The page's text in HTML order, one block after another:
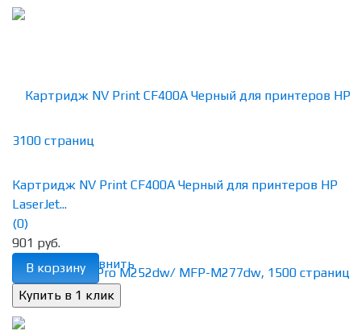
избранное сравнить
Картридж NV Print CF400A Черный для принтеров HP
LaserJet...
(0)
901 руб.
В корзину